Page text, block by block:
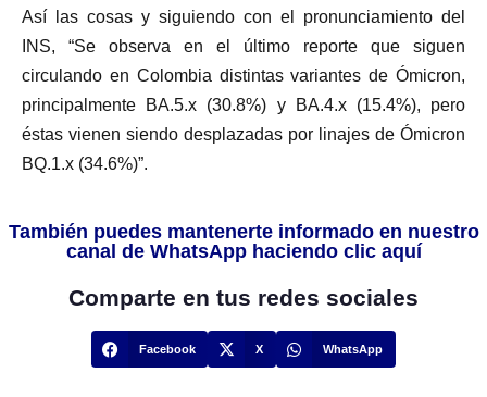
Así las cosas y siguiendo con el pronunciamiento del
INS, “Se observa en el último reporte que siguen
circulando en Colombia distintas variantes de Ómicron,
principalmente BA.5.x (30.8%) y BA.4.x (15.4%), pero
éstas vienen siendo desplazadas por linajes de Ómicron
BQ.1.x (34.6%)”.
También puedes mantenerte informado en nuestro
canal de WhatsApp haciendo clic aquí
Comparte en tus redes sociales
Facebook X WhatsApp